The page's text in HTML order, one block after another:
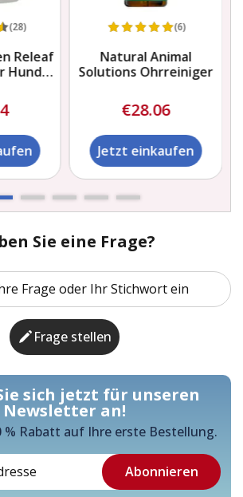
(28)
Releaf
Hunde
(6)
Natural Animal
Solutions Ohrreiniger
€28.06
Jetzt einkaufen
Sie eine Frage?
Frage stellen
sich jetzt für unseren
Newsletter an!
% Rabatt auf Ihre erste Bestellung.